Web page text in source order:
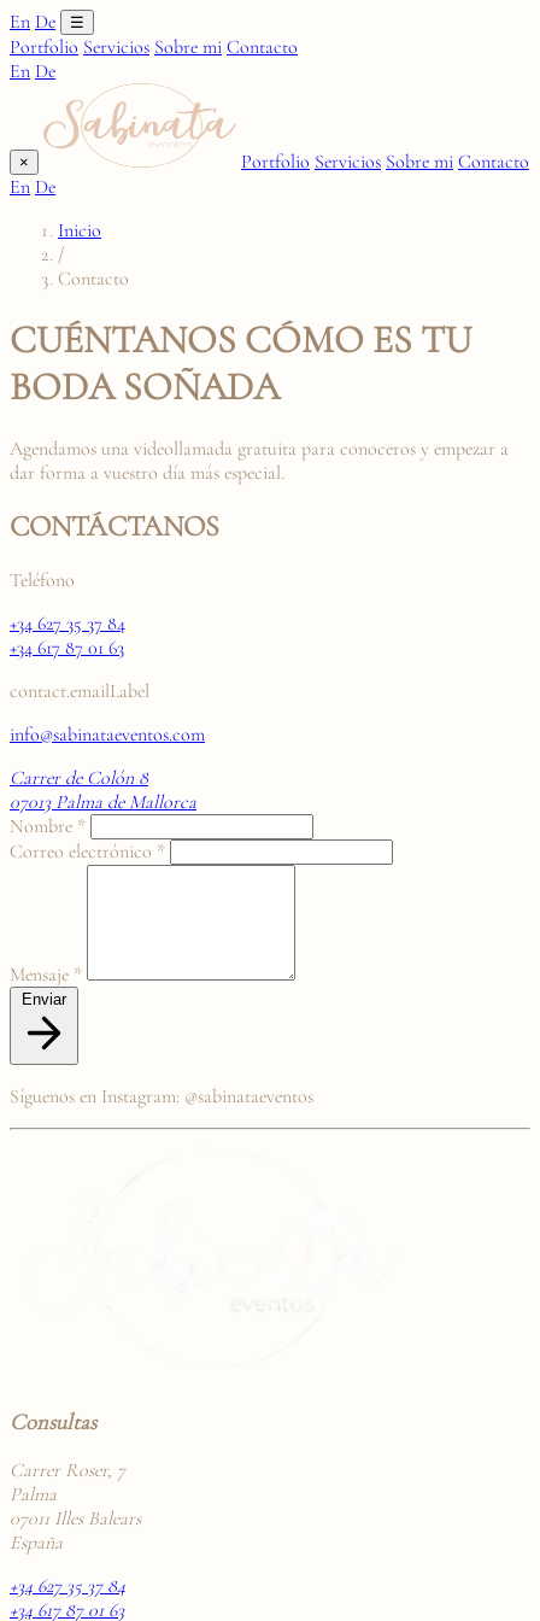
En De ☰
Portfolio Servicios Sobre mi Contacto
En De
× Portfolio Servicios Sobre mi Contacto
En De
Inicio
/
Contacto
CUÉNTANOS CÓMO ES TU
BODA SOÑADA
Agendamos una videollamada gratuita para conoceros y empezar a
dar forma a vuestro día más especial.
CONTÁCTANOS
Teléfono
+34 627 35 37 84
+34 617 87 01 63
contact.emailLabel
info@sabinataeventos.com
Carrer de Colón 8
07013 Palma de Mallorca
Nombre *
Correo electrónico *
Mensaje *
Enviar
Síguenos en Instagram: @sabinataeventos
Consultas
Carrer Roser, 7
Palma
07011 Illes Balears
España
+34 627 35 37 84
+34 617 87 01 63